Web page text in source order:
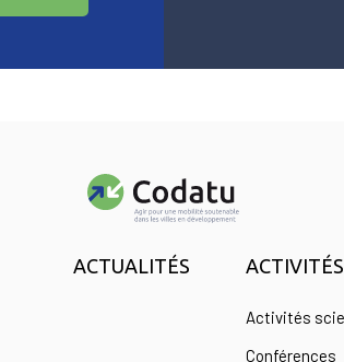
ACTUALITÉS ACTIVITÉS
Activités
Conférences